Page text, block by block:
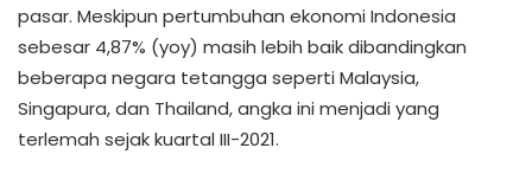
pasar. Meskipun pertumbuhan ekonomi Indonesia
sebesar 4,87% (yoy) masih lebih baik dibandingkan
beberapa negara tetangga seperti Malaysia,
Singapura, dan Thailand, angka ini menjadi yang
terlemah sejak kuartal III-2021.